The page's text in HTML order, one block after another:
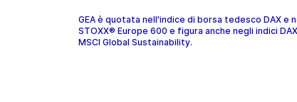
GEA è quotata nell'indice di borsa tedesco DAX e
STOXX® Europe 600 e figura anche negli indici
MSCI Global Sustainability.